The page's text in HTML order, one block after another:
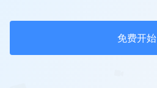
免费开始